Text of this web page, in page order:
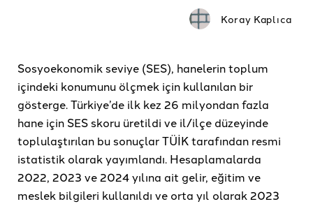
Koray Kaplıca
Sosyoekonomik seviye (SES), hanelerin toplum
içindeki konumunu ölçmek için kullanılan bir
gösterge. Türkiye’de ilk kez 26 milyondan fazla
hane için SES skoru üretildi ve il/ilçe düzeyinde
toplulaştırılan bu sonuçlar TÜİK tarafından resmi
istatistik olarak yayımlandı. Hesaplamalarda
2022, 2023 ve 2024 yılına ait gelir, eğitim ve
meslek bilgileri kullanıldı ve orta yıl olarak 2023